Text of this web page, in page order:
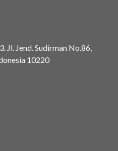
Jl. Jend. Sudirman No.86,
10220